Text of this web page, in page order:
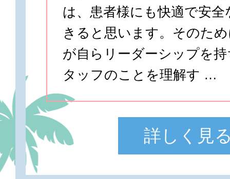
は、患者様にも快適で安
きると思います。そのた
が自らリーダーシップを
タッフのことを理解す …
詳しく見